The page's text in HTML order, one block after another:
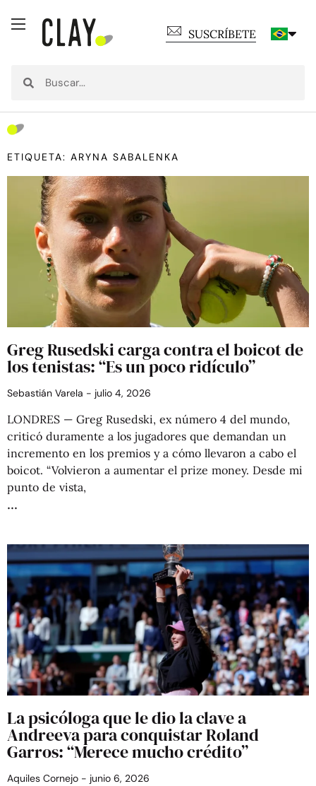
SUSCRÍBETE
ETIQUETA: ARYNA SABALENKA
Greg Rusedski carga contra el boicot de
los tenistas: “Es un poco ridículo”
Sebastián Varela julio 4, 2026
LONDRES — Greg Rusedski, ex número 4 del mundo,
criticó duramente a los jugadores que demandan un
incremento en los premios y a cómo llevaron a cabo el
boicot. “Volvieron a aumentar el prize money. Desde mi
punto de vista,
La psicóloga que le dio la clave a
Andreeva para conquistar Roland
Garros: “Merece mucho crédito”
Aquiles Cornejo junio 6, 2026